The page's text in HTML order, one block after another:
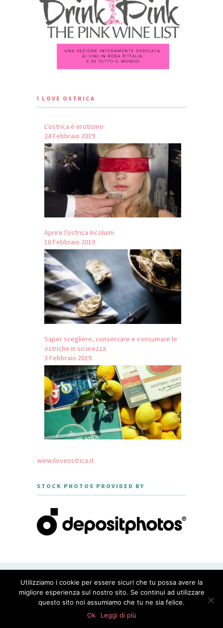
I LOVE OSTRICA
L’ostrica è erotismo
24 Febbraio 2019
Aprire l’ostrica Incolumi
10 Febbraio 2019
Saper scegliere, conservare e consumare le
ostriche in sicurezza
3 Febbraio 2019
www.iloveostrica.it
STOCK PHOTOS PROVIDED BY
GOURMET - THEME DESIGNED BY
MERIDIANTHEMES
Utilizziamo i cookie per essere sicuri che tu possa avere la
migliore esperienza sul nostro sito. Se continui ad utilizzare
questo sito noi assumiamo che tu ne sia felice.
Ok
Leggi di più